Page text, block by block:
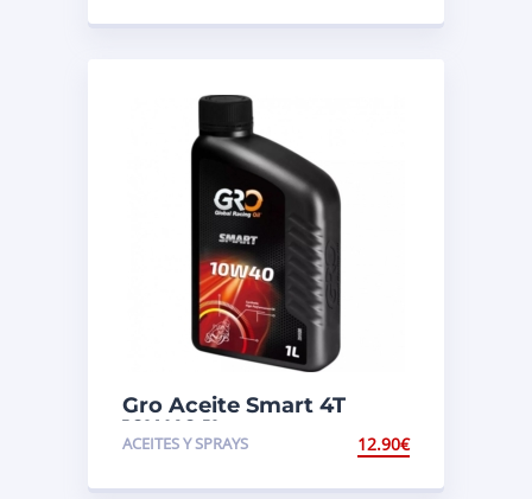
Gro Aceite Smart 4T
10W40 1L.
ACEITES Y SPRAYS 12.90€